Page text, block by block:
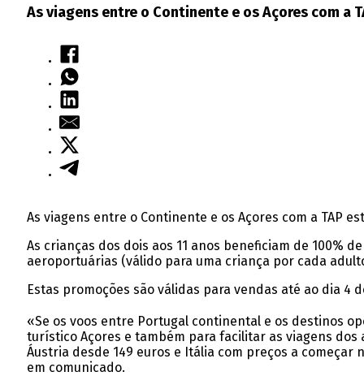
As viagens entre o Continente e os Açores com
As viagens entre o Continente e os Açores com a TAP
As crianças dos dois aos 11 anos beneficiam de 100%
aeroportuárias (válido para uma criança por cada
Estas promoções são válidas para vendas até ao dia 4
«Se os voos entre Portugal continental e os destinos
turístico Açores e também para facilitar as viagens dos
Áustria desde 149 euros e Itália com preços a
em comunicado.